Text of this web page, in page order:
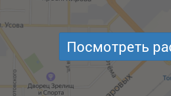
Посмотреть